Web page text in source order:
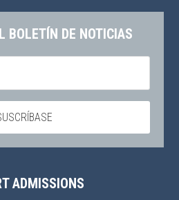
BOLETÍN DE NOTICIAS
ADMISSIONS